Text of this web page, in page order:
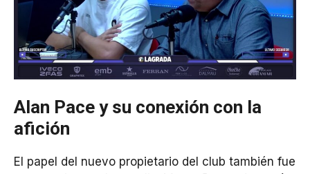
Alan Pace y su conexión con la
afición
El papel del nuevo propietario del club también fue